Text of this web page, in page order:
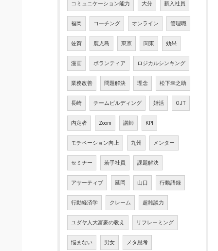
コミュニケーション能力 大分 新入社員
福岡 コーチング オンライン 管理職
佐賀 鹿児島 東京 関東 効果
漫画 ボランティア ロジカルシンキング
業務改善 問題解決 理念 松下幸之助
長崎 チームビルディング 婚活 OJT
内定者 Zoom 講師 KPI
モチベーション向上 九州 メンター
セミナー 若手社員 課題解決
アサーティブ 延岡 山口 行動語録
行動経済学 クレーム 超雑談力
ユダヤ人大富豪の教え リフレーミング
悩まない 男女 メタ思考